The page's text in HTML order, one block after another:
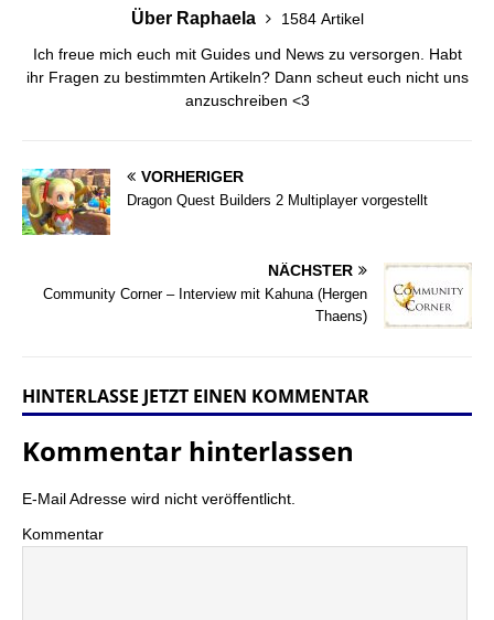
Über Raphaela
1584 Artikel
Ich freue mich euch mit Guides und News zu versorgen. Habt
ihr Fragen zu bestimmten Artikeln? Dann scheut euch nicht uns
anzuschreiben <3
VORHERIGER
Dragon Quest Builders 2 Multiplayer vorgestellt
NÄCHSTER
Community Corner – Interview mit Kahuna (Hergen
Thaens)
HINTERLASSE JETZT EINEN KOMMENTAR
Kommentar hinterlassen
E-Mail Adresse wird nicht veröffentlicht.
Kommentar